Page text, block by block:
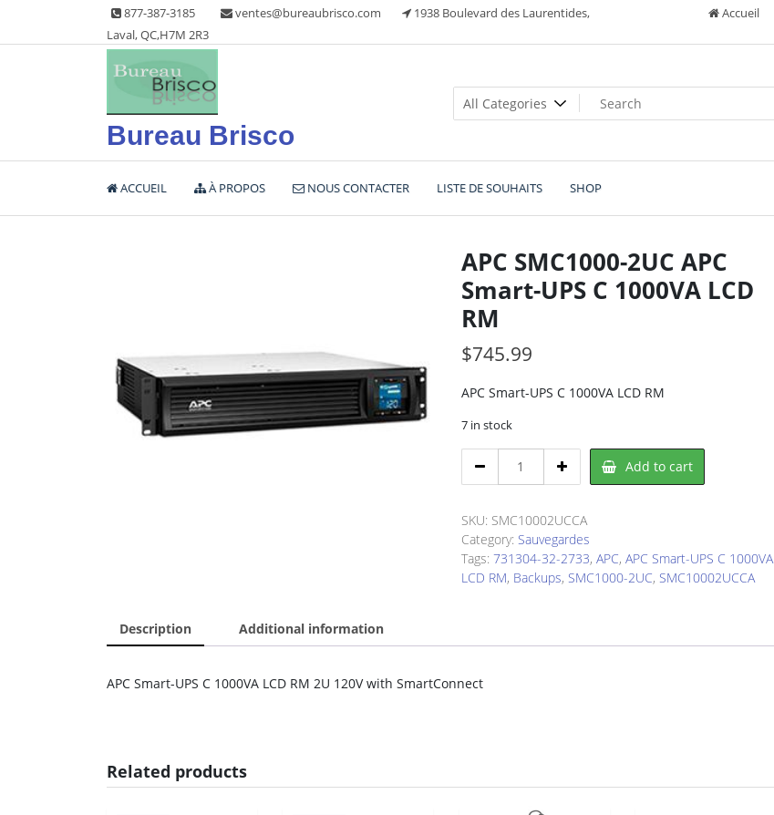
content
877-387-3185 ventes@bureaubrisco.com
1938 Boulevard des Laurentides,
Laval, QC,H7M 2R3
Accueil
Bureau Brisco
ACCUEIL À PROPOS NOUS CONTACTER LISTE DE SOUHAITS SHOP
APC SMC1000-2UC APC
Smart-UPS C 1000VA LCD
RM
$745.99
APC Smart-UPS C 1000VA LCD RM
7 in stock
SMC1000-
APC
Smart-
UPS
C
quantity
Add to cart
SKU: SMC10002UCCA
Category: Sauvegardes
Tags: 731304-32-2733, APC, APC Smart-UPS C 1000VA
LCD RM, Backups, SMC1000-2UC, SMC10002UCCA
Description Additional information
APC Smart-UPS C 1000VA LCD RM 2U 120V with SmartConnect
Related products